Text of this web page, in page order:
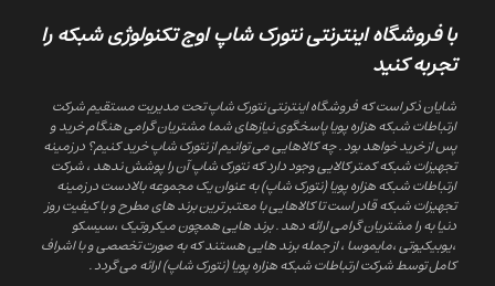
با فروشگاه اینترنتی نتورک شاپ اوج تکنولوژی شبکه را
تجربه کنید
شایان ذکر است که فروشگاه اینترنتی نتورک شاپ تحت مدیریت مستقیم شرکت
ارتباطات شبکه هزاره پویا پاسخگوی نیازهای شما مشتریان گرامی هنگام خرید و
پس از خرید خواهد بود . چه کالاهایی می توانیم از نتورک شاپ خرید کنیم؟ در زمینه
تجهیزات شبکه کمتر کالایی وجود دارد که نتورک شاپ آن را پوشش ندهد ، شرکت
ارتباطات شبکه هزاره پویا (نتورک شاپ) به عنوان یک مجموعه بالادست در زمینه
تجهیزات شبکه قادر است تا کالاهایی با معتبر ترین برند های مطرح و با کیفیت روز
دنیا به را مشتریان گرامی ارائه دهد . برند هایی همچون میکروتیک ،سیسکو
،یوبیکیوتی ،مایموسا ، از جمله برند هایی هستند که به صورت تخصصی و با اشراف
کامل توسط شرکت ارتباطات شبکه هزاره پویا (نتورک شاپ) ارائه می گردد .